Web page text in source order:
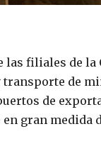
filiales de la
de
de
gran medida